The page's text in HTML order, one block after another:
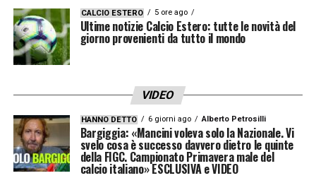
CALCIO ESTERO 5 ore ago
Ultime notizie Calcio Estero: tutte le novità del
giorno provenienti da tutto il mondo
VIDEO
HANNO DETTO 6 giorni ago Alberto Petrosilli
Bargiggia: «Mancini voleva solo la Nazionale. Vi
svelo cosa è successo davvero dietro le quinte
della FIGC. Campionato Primavera male del
calcio italiano» ESCLUSIVA e VIDEO